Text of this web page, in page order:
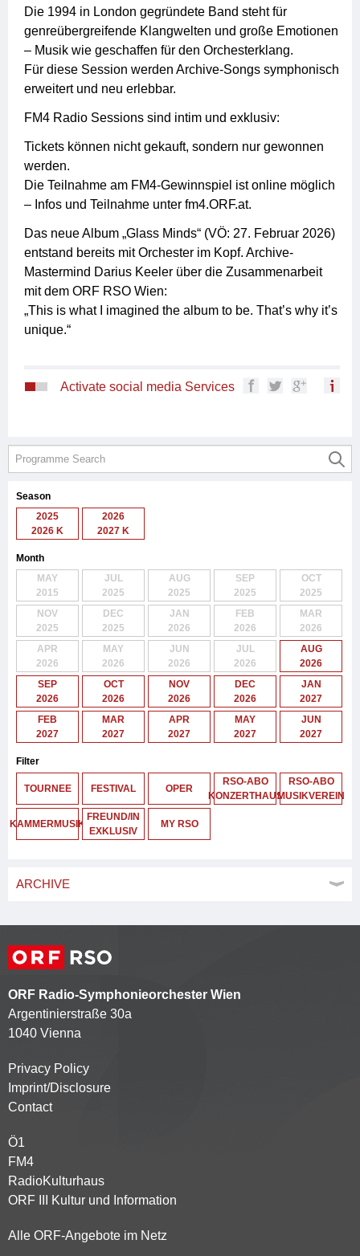
Die 1994 in London gegründete Band steht für
genreübergreifende Klangwelten und große Emotionen
– Musik wie geschaffen für den Orchesterklang.
Für diese Session werden Archive-Songs symphonisch
erweitert und neu erlebbar.
FM4 Radio Sessions sind intim und exklusiv:
Tickets können nicht gekauft, sondern nur gewonnen
werden.
Die Teilnahme am FM4-Gewinnspiel ist online möglich
– Infos und Teilnahme unter fm4.ORF.at.
Das neue Album „Glass Minds“ (VÖ: 27. Februar 2026)
entstand bereits mit Orchester im Kopf. Archive-
Mastermind Darius Keeler über die Zusammenarbeit
mit dem ORF RSO Wien:
„This is what I imagined the album to be. That’s why it’s
unique.“
Activate social media Services
Season
2025
2026 K
2026
2027 K
Month
MAY
2015
JUL
2025
AUG
2025
SEP
2025
OCT
2025
NOV
2025
DEC
2025
JAN
2026
FEB
2026
MAR
2026
APR
2026
MAY
2026
JUN
2026
JUL
2026
AUG
2026
SEP
2026
OCT
2026
NOV
2026
DEC
2026
JAN
2027
FEB
2027
MAR
2027
APR
2027
MAY
2027
JUN
2027
Filter
TOURNEE FESTIVAL OPER
RSO-ABO
KONZERTHAUS
RSO-ABO
MUSIKVEREIN
KAMMERMUSIK
FREUND/IN
EXKLUSIV
MY RSO
ARCHIVE
ORF Radio-Symphonieorchester Wien
Argentinierstraße 30a
1040 Vienna
Kontaktmenü
Privacy Policy
Imprint/Disclosure
Contact
Partnersender
Ö1
FM4
RadioKulturhaus
ORF III Kultur und Information
Alle ORF-Angebote im Netz